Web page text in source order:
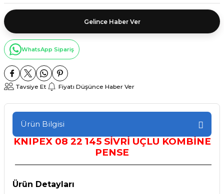
Gelince Haber Ver
WhatsApp Sipariş
Tavsiye Et Fiyatı Düşünce Haber Ver
Ürün Bilgisi
KNIPEX 08 22 145 SİVRİ UÇLU KOMBİNE
PENSE
Ürün Detayları